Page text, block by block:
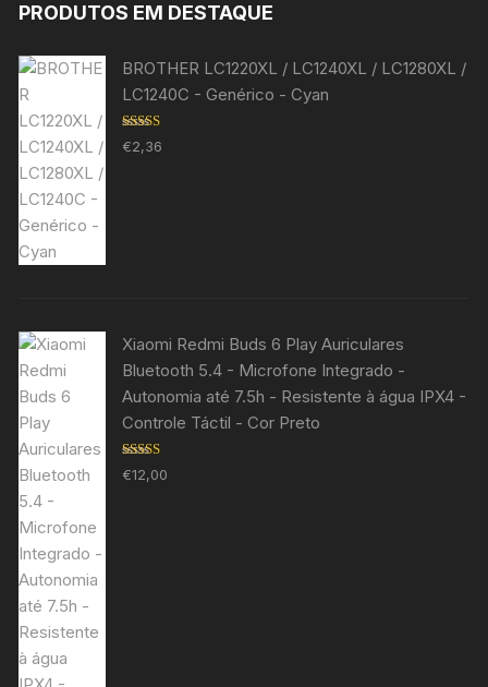
PRODUTOS EM DESTAQUE
BROTHER LC1220XL / LC1240XL / LC1280XL /
LC1240C - Genérico - Cyan
Avaliação
5.00de 5
€2,36
Xiaomi Redmi Buds 6 Play Auriculares
Bluetooth 5.4 - Microfone Integrado -
Autonomia até 7.5h - Resistente à água IPX4 -
Controle Táctil - Cor Preto
Avaliação
5.00de 5
€12,00